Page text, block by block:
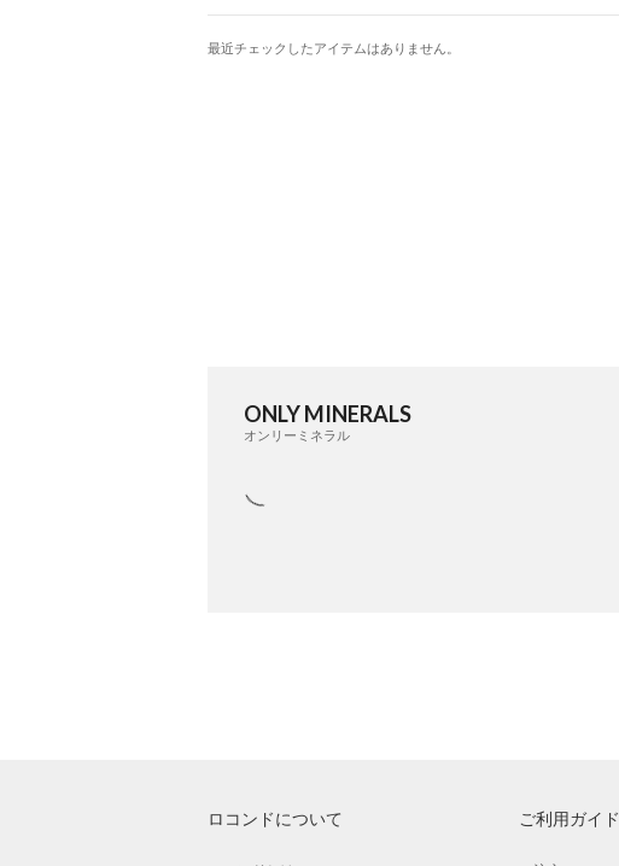
最近チェックしたアイテムはありません。
ONLY MINERALS
オンリーミネラル
ロコンドについて ご利用ガイド